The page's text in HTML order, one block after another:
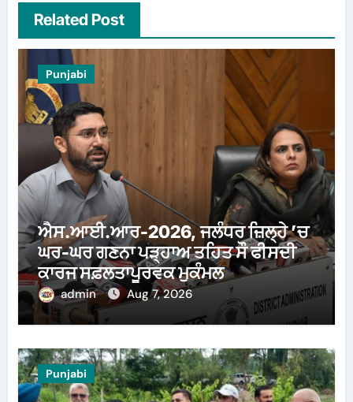
Related Post
Punjabi
ਐਸ.ਆਈ.ਆਰ-2026, ਜਲੰਧਰ ਜ਼ਿਲ੍ਹੇ ’ਚ
ਘਰ-ਘਰ ਗਣਨਾ ਪੜ੍ਹਾਅ ਤਹਿਤ ਸੌ ਫੀਸਦੀ
ਕਾਰਜ ਸਫ਼ਲਤਾਪੂਰਵਕ ਮੁਕੰਮਲ
admin Aug 7, 2026
Punjabi